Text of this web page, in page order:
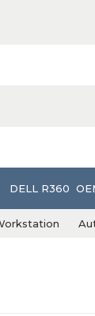
DELL R360